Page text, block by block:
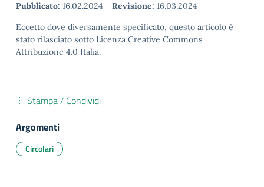
Pubblicato: 16.02.2024 - Revisione: 16.03.2024
Eccetto dove diversamente specificato, questo articolo è
stato rilasciato sotto Licenza Creative Commons
Attribuzione 4.0 Italia.
Stampa / Condividi
Argomenti
Circolari